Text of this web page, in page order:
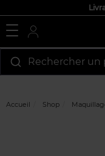
Rechercher un
Accueil Shop